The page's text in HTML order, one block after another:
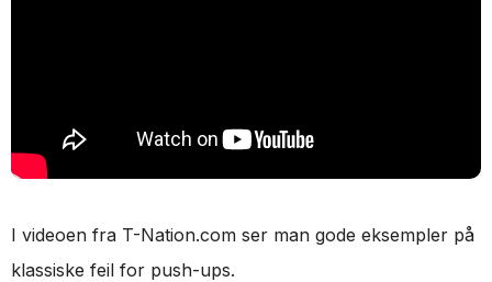
I videoen fra T-Nation.com ser man gode eksempler på
klassiske feil for push-ups.